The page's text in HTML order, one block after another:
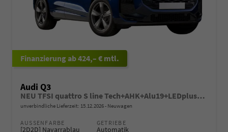
ab 424,– € mtl.
Audi Q3
NEU TFSI quattro S line Tech+AHK+Alu19+LEDplus+KlimaPlus+ExtSchwarz
unverbindliche Lieferzeit: 15.12.2026 Neuwagen
AUSSENFARBE
[2D2D] Navarrablau
GETRIEBE
Automatik